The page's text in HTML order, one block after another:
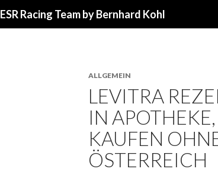
ESR Racing Team by Bernhard Kohl
ALLGEMEIN
LEVITRA
IN
KAUFEN
ÖSTERREICH